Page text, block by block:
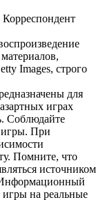
Images, строго
для
играх
Соблюдайте
игры. При
Помните, что
источником
Информационный
игры на реальные